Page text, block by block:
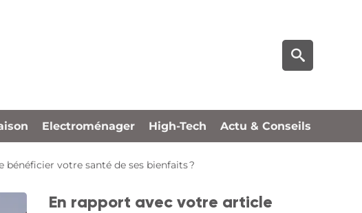
Electroménager High-Tech Actu & Conseils
votre santé de ses bienfaits ?
En rapport avec votre article